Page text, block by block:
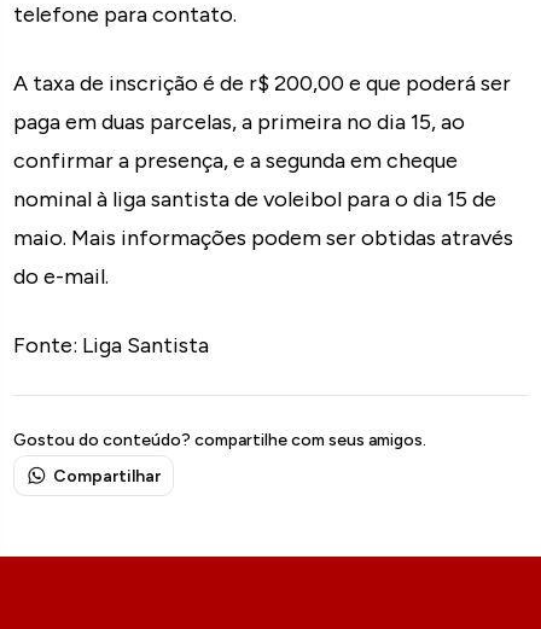
telefone para contato.
A taxa de inscrição é de r$ 200,00 e que poderá ser
paga em duas parcelas, a primeira no dia 15, ao
confirmar a presença, e a segunda em cheque
nominal à liga santista de voleibol para o dia 15 de
maio. Mais informações podem ser obtidas através
do e-mail.
Fonte: Liga Santista
Gostou do conteúdo? compartilhe com seus amigos.
Compartilhar